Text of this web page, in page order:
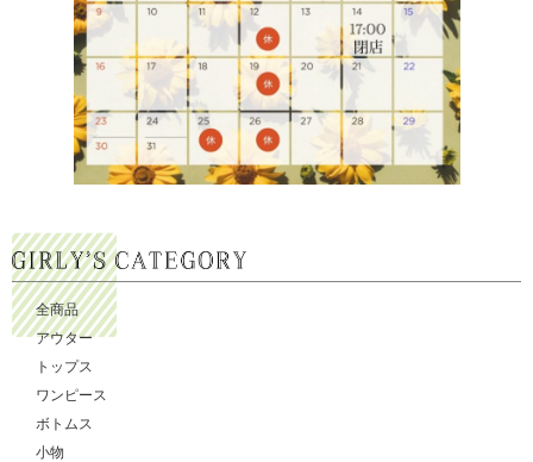
全商品
アウター
トップス
ワンピース
ボトムス
小物